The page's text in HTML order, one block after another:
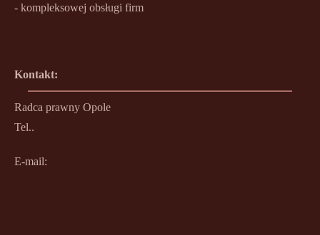
- kompleksowej obsługi firm
Kontakt:
Radca prawny Opole
Tel..
E-mail: